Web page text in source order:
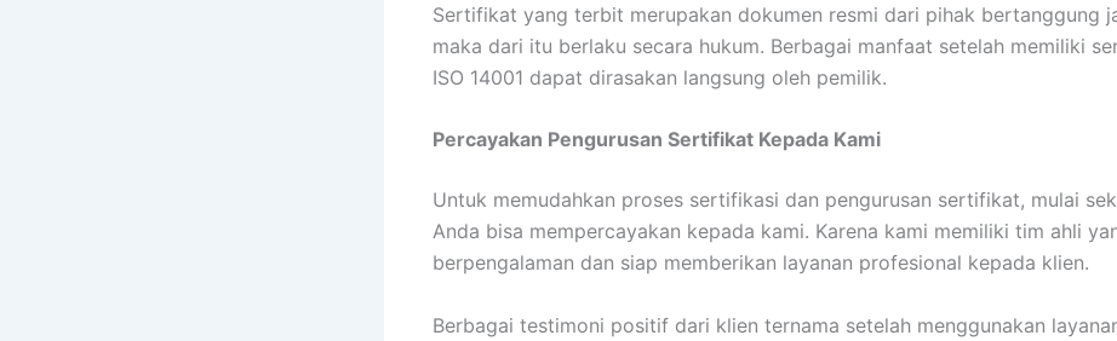
Sertifikat yang terbit merupakan dokumen resmi dari pihak bertanggung
maka dari itu berlaku secara hukum. Berbagai manfaat setelah memiliki
ISO 14001 dapat dirasakan langsung oleh pemilik.
Percayakan Pengurusan Sertifikat Kepada Kami
Untuk memudahkan proses sertifikasi dan pengurusan sertifikat, mulai
Anda bisa mempercayakan kepada kami. Karena kami memiliki tim ahli
berpengalaman dan siap memberikan layanan profesional kepada klien.
Berbagai testimoni positif dari klien ternama setelah menggunakan